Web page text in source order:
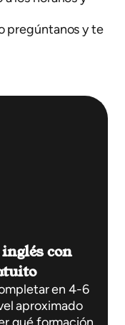
pregúntanos y te
con
en 4-6
aproximado
qué formación